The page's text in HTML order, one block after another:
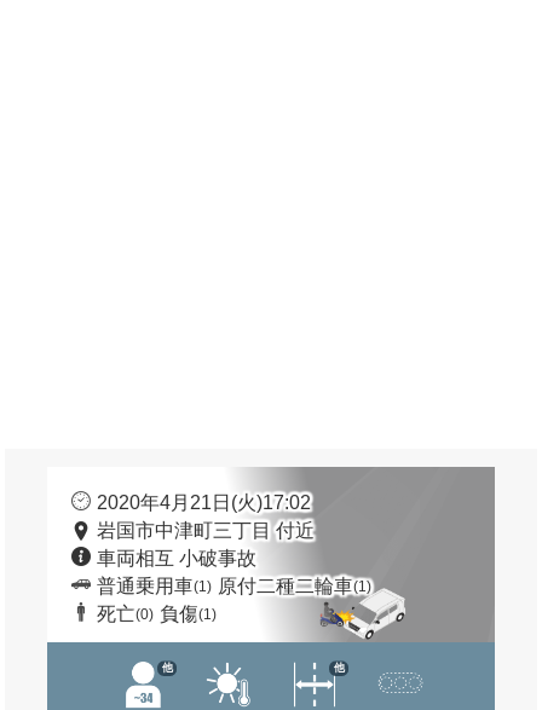
2020年4月21日(火)17:02
岩国市中津町三丁目 付近
車両相互 小破事故
普通乗用車(1) 原付二種二輪車(1)
死亡(0) 負傷(1)
他 他